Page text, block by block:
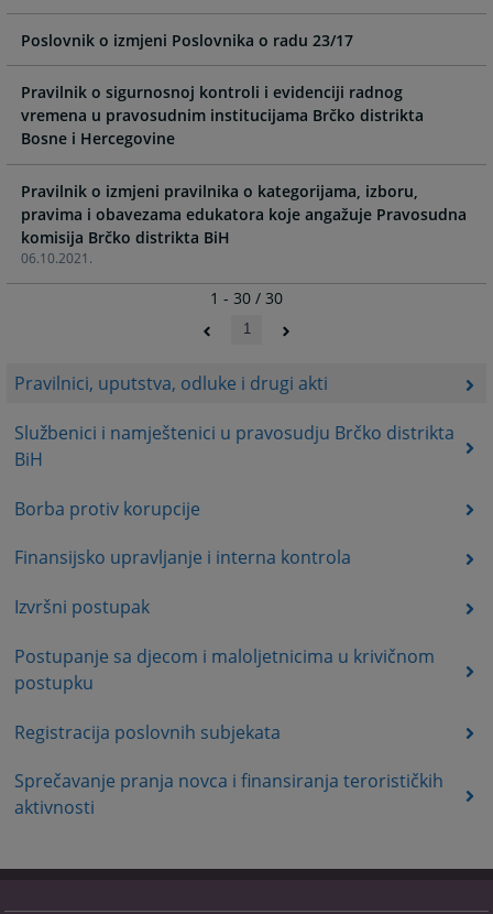
Pravilnici, uputstva, odluke i drugi akti
Službenici i namještenici u pravosudju Brčko distrikta
BiH
Borba protiv korupcije
Finansijsko upravljanje i interna kontrola
Izvršni postupak
Postupanje sa djecom i maloljetnicima u krivičnom
postupku
Registracija poslovnih subjekata
Sprečavanje pranja novca i finansiranja terorističkih
aktivnosti
Poslovnik o izmjeni Poslovnika o radu 23/17
Pravilnik o sigurnosnoj kontroli i evidenciji radnog
vremena u pravosudnim institucijama Brčko distrikta
Bosne i Hercegovine
06.10.2021.
Pravilnik o izmjeni pravilnika o kategorijama, izboru,
pravima i obavezama edukatora koje angažuje Pravosudna
komisija Brčko distrikta BiH
1 - 30 / 30
1